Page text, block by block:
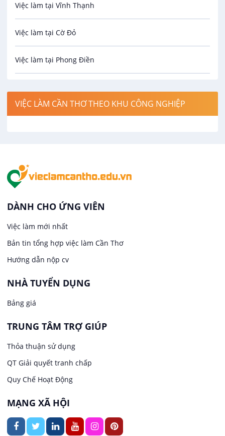
Cơ khí
Công nghệ sinh học
Công nghệ thực phẩm
Điện / Điện tử / Điện lạnh
Hàng hải / Hàng không
In ấn / Xuất bản
Kế toán
Lái xe
Lao Động Phổ Thông
Lễ tân
May mặc
Ngân hàng
Nhà hàng / Khách sạn
Việc làm tại Vĩnh Thạnh
Việc làm tại Cờ Đỏ
Việc làm tại Phong Điền
Việc làm tại Cái Khế
Việc làm tại An Bình
Việc làm tại Long Tuyền
Việc làm tại Hưng Phú
Việc làm tại Phước Thới
Việc làm tại Thới Long
Việc làm tại Trung Nhất
Việc làm tại Thuận Hưng
Việc làm tại Vị Thanh
VIỆC LÀM CẦN THƠ THEO KHU CÔNG NGHIỆP
DÀNH CHO ỨNG VIÊN
Việc làm mới nhất
Bản tin tổng hợp việc làm Cần Thơ
Hướng dẫn nộp cv
NHÀ TUYỂN DỤNG
Bảng giá
TRUNG TÂM TRỢ GIÚP
Thỏa thuận sử dụng
QT Giải quyết tranh chấp
Quy Chế Hoạt Động
MẠNG XÃ HỘI